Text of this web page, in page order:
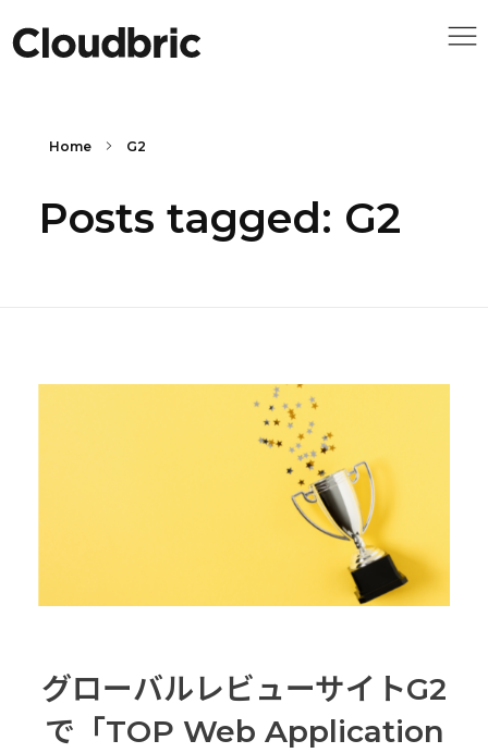
Home G2
Posts tagged: G2
グローバルレビューサイトG2
で「TOP Web Application